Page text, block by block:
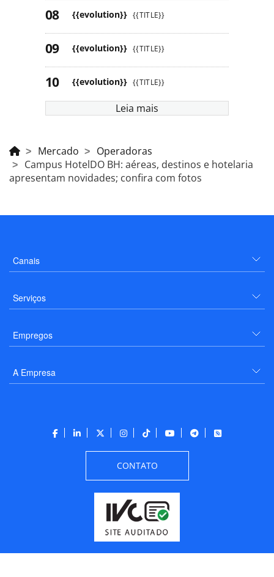
{{evolution}} {{TITLE}}
{{evolution}} {{TITLE}}
{{evolution}} {{TITLE}}
Leia mais
Mercado
Operadoras
Campus HotelDO BH: aéreas, destinos e hotelaria
apresentam novidades; confira com fotos
Canais
Serviços
Empregos
A Empresa
CONTATO